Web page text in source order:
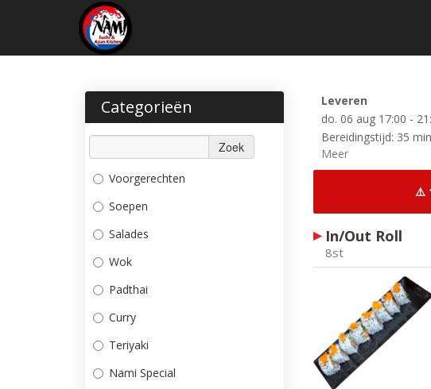
Categorieën
Zoek
Voorgerechten
Soepen
Salades
Wok
Padthai
Curry
Teriyaki
Nami Special
Leveren
do. 06 aug 17:00 -
Bereidingstijd: 35
Meer
⚠️
In/Out Roll
8st